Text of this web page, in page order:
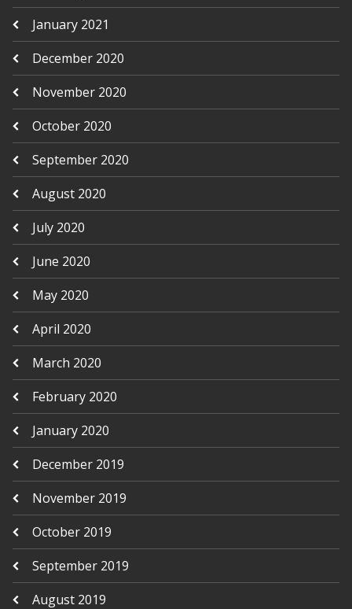
January 2021
December 2020
November 2020
October 2020
September 2020
August 2020
July 2020
June 2020
May 2020
April 2020
March 2020
February 2020
January 2020
December 2019
November 2019
October 2019
September 2019
August 2019